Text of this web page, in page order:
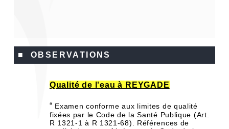
■ OBSERVATIONS
Qualité de l'eau à REYGADE
“ Examen conforme aux limites de qualité
fixées par le Code de la Santé Publique (Art.
R 1321-1 à R 1321-68). Références de